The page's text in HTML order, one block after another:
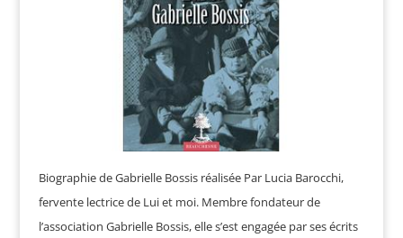
Biographie de Gabrielle Bossis réalisée Par Lucia Barocchi,
fervente lectrice de Lui et moi. Membre fondateur de
l’association Gabrielle Bossis, elle s’est engagée par ses écrits